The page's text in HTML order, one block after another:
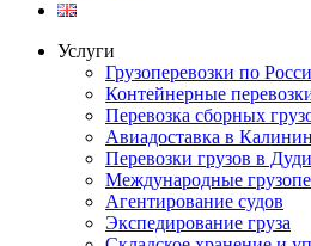
Услуги
Грузоперевозки по
Контейнерные
Перевозка сборных
Авиадоставка в
Перевозки грузов в
Международные
Агентирование судов
Экспедирование груза